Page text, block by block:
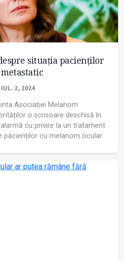
situația pacienților
IUL. 2, 2024
Asociației Melanom
o scrisoare deschisă în
cu privire la un tratament
pacienților cu melanom ocular.